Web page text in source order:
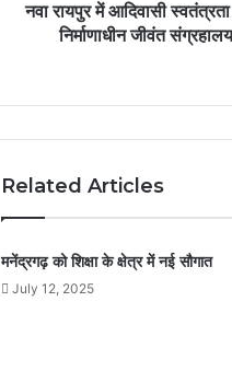
नवा रायपुर में आदिवासी
निर्माणाधीन जीवंत
Related Articles
मनेंद्रगढ़ को शिक्षा के क्षेत्र में नई सौगात
July 12, 2025